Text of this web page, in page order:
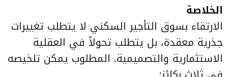
الخلاصة
الارتقاء بسوق التأجير السكني لا يتطلب تغييرات
جذرية معقدة، بل يتطلب تحولاً في العقلية
الاستثمارية والتصميمية. المطلوب يمكن تلخيصه